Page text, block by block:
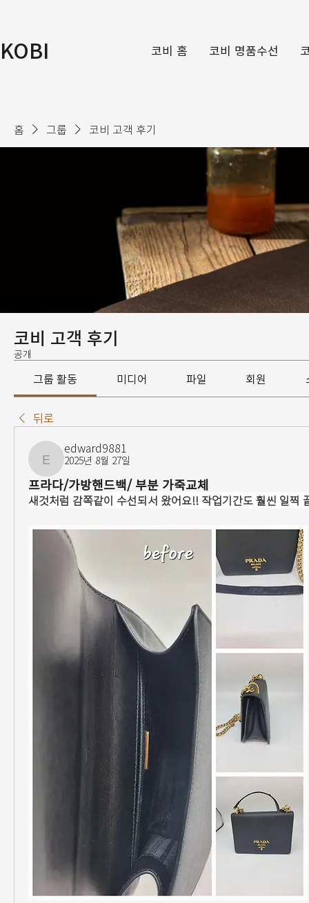
KOBI 코비 홈 코비 명품수선
홈 그룹 코비 고객 후기
코비 고객 후기
공개
그룹 활동 미디어 파일 회원
뒤로
edward9881
edward9881
2025년 8월 27일
프라다/가방핸드백/ 부분 가죽교체
새것처럼 감쪽같이 수선되서 왔어요!! 작업기간도 훨씬 일찍